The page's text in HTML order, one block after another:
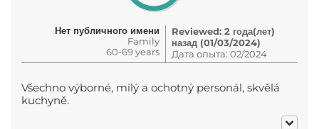
Нет публичного имени
Family
60-69 years
Reviewed: 2 года(лет)
назад (01/03/2024)
Дата опыта: 02/2024
Všechno výborné, milý a ochotný personál, skvělá
kuchyně.